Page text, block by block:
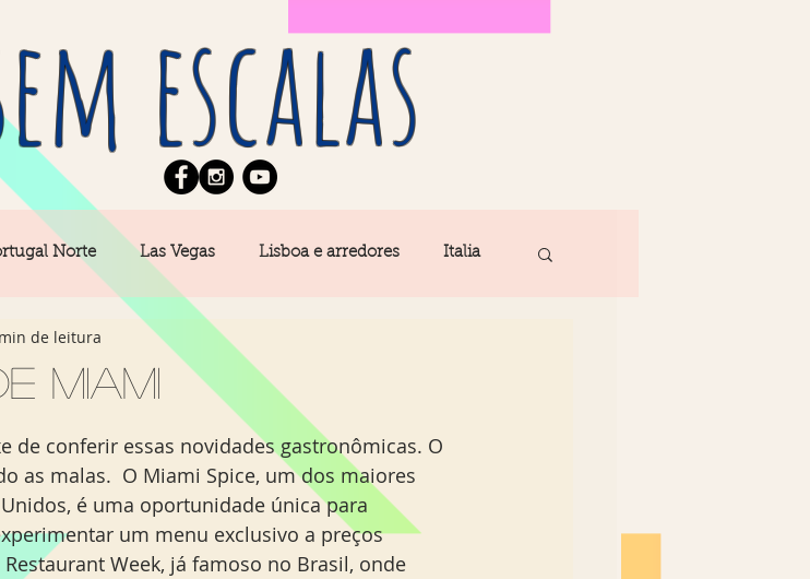
escalas
Norte Las Vegas Lisboa e arredores Italia
Algarve San Francisco
Buenos Aires Caribe
New York Phoenix Nordeste Brasil
Miami
de leitura
as malas.  O Miami Spice, um dos maiores
é uma oportunidade única para
um menu exclusivo a preços
Week, já famoso no Brasil, onde